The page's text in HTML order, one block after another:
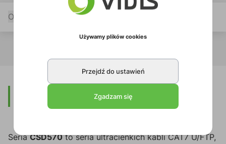
Opis Pliki do pobrania
SeriaCSD570to seria ultracienkich kabli CAT7 U/FTP,
Używamy plików cookies
Przejdź do ustawień
Zgadzam się